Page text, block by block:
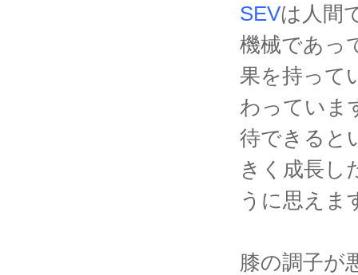
SEVは人間
機械であっ
果を持って
わっていま
待できると
きく成長し
うに思えま
膝の調子が